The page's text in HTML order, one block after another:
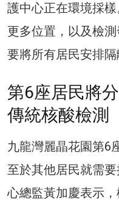
護中心正在環境採
更多位置，以及檢
要將所有居民安排隔
第6座居民將
傳統核酸檢測
九龍灣麗晶花園第6
至於其他居民就需
心總監黃加慶表示